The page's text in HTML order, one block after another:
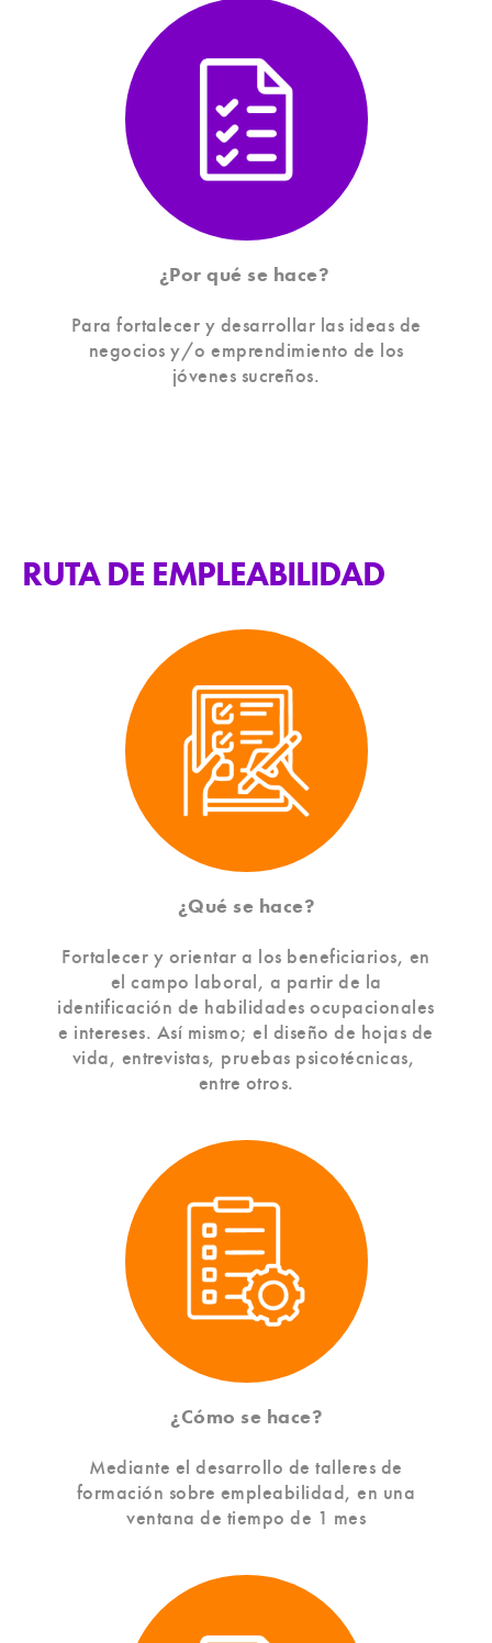
¿Por qué se hace?
Para fortalecer y desarrollar las ideas de
negocios y/o emprendimiento de los
jóvenes sucreños.
RUTA DE EMPLEABILIDAD
¿Qué se hace?
Fortalecer y orientar a los beneficiarios, en
el campo laboral, a partir de la
identificación de habilidades ocupacionales
e intereses. Así mismo; el diseño de hojas de
vida, entrevistas, pruebas psicotécnicas,
entre otros.
¿Cómo se hace?
Mediante el desarrollo de talleres de
formación sobre empleabilidad, en una
ventana de tiempo de 1 mes